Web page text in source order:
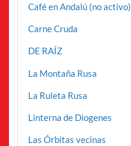
Café en Andalú (no activo)
Carne Cruda
DE RAÍZ
La Montaña Rusa
La Ruleta Rusa
Linterna de Diogenes
Las Órbitas vecinas